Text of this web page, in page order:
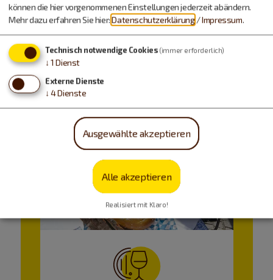
können die hier vorgenommenen Einstellungen jederzeit abändern.
Mehr dazu erfahren Sie hier:Datenschutzerklärung /Impressum.
Technisch notwendige Cookies (immer erforderlich)
↓ 1 Dienst
Externe Dienste
↓ 4Dienste
Ausgewählte akzeptieren
Alle akzeptieren
Realisiert mit Klaro!